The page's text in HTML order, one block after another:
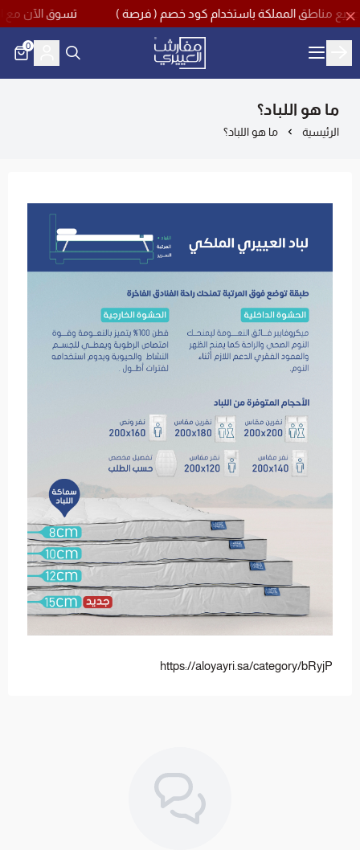
تسوق الآن مع اقوى تخفيضات منتصف
مفارش العييري
0
ما هو اللباد؟
الرئيسية ما هو اللباد؟
https://aloyayri.sa/category/bRyjP